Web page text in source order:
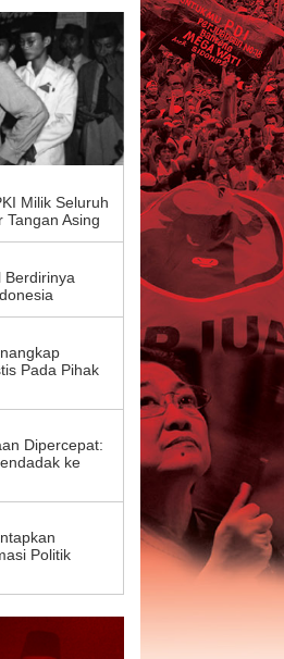
Milik Seluruh
Tangan Asing
Berdirinya
Pada Pihak
Dipercepat:
ke
Politik